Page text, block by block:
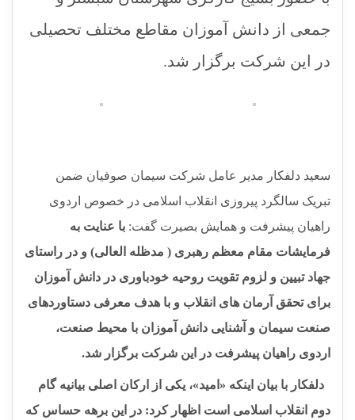
جمعی از دانش آموزان مقاطع مختلف تحصیلی
در این شرکت برگزار شد.
سعید دلفکار مدیر عامل شرکت سیمان صوفیان ضمن
تبریک سالگرد پیروزی انقلاب اسلامی در خصوص اردوی
راهیان پیشرفت و همایش بصیرت گفت: با عنایت به
فرمایشات مقام معظم رهبری ( مدظله العالی) و در راستای
جهاد تبیین و لزوم تقویت روحیه خودباوری در دانش آموزان
برای تحقق آرمان های انقلاب و با هدف معرفی دستاوردهای
صنعت سیمان و آشنایی دانش آموزان با محیط صنعت،
اردوی راهیان پیشرفت در این شرکت برگزار شد.
دلفکار با بیان اینکه «امید»، یکی از ارکان اصلی بیانیه گام
دوم انقلاب اسلامی است اظهار کرد: در این برهه حساس که